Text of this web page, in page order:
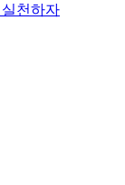
천하자